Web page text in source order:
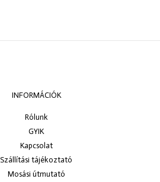
INFORMÁCIÓK
Rólunk
GYIK
Kapcsolat
Szállítási tájékoztató
Mosási útmutató